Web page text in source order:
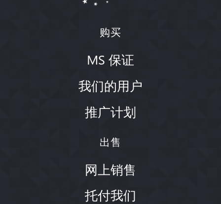
购买
MS 保证
我们的用户
推广计划
出售
网上销售
托付我们